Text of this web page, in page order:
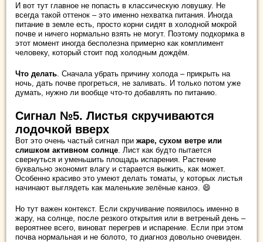
И вот тут главное не попасть в классическую ловушку. Не
всегда такой оттенок – это именно нехватка питания. Иногда
питание в земле есть, просто корни сидят в холодной мокрой
почве и ничего нормально взять не могут. Поэтому подкормка в
этот момент иногда бесполезна примерно как комплимент
человеку, который стоит под холодным дождём.
Что делать . Сначала убрать причину холода – прикрыть на
ночь, дать почве прогреться, не заливать. И только потом уже
думать, нужно ли вообще что-то добавлять по питанию.
Сигнал №5. Листья скручиваются
лодочкой вверх
Вот это очень частый сигнал при жаре, сухом ветре или
слишком активном солнце . Лист как будто пытается
свернуться и уменьшить площадь испарения. Растение
буквально экономит влагу и старается выжить, как может.
Особенно красиво это умеют делать томаты, у которых листья
начинают выглядеть как маленькие зелёные каноэ. 😄
Но тут важен контекст. Если скручивание появилось именно в
жару, на солнце, после резкого открытия или в ветреный день –
вероятнее всего, виноват перегрев и испарение. Если при этом
почва нормальная и не болото, то диагноз довольно очевиден.